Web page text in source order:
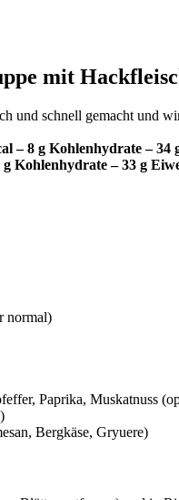
mit
und schnell gemacht und
8 g Kohlenhydrate – 34
Kohlenhydrate – 33 g
normal)
Paprika, Muskatnuss
Bergkäse, Gryuere)